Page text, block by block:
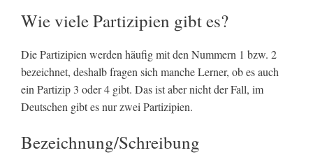
Wie viele Partizipien gibt es?
Die Partizipien werden häufig mit den Nummern 1 bzw. 2
bezeichnet, deshalb fragen sich manche Lerner, ob es auch
ein Partizip 3 oder 4 gibt. Das ist aber nicht der Fall, im
Deutschen gibt es nur zwei Partizipien.
Bezeichnung/Schreibung